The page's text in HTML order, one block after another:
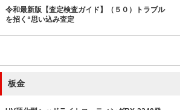
令和最新版【査定検査ガイド】（５０）トラブル
を招く“思い込み査定
板金